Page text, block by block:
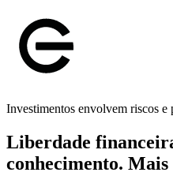
Investimentos envolvem riscos e
Liberdade
conhecimento. Mais